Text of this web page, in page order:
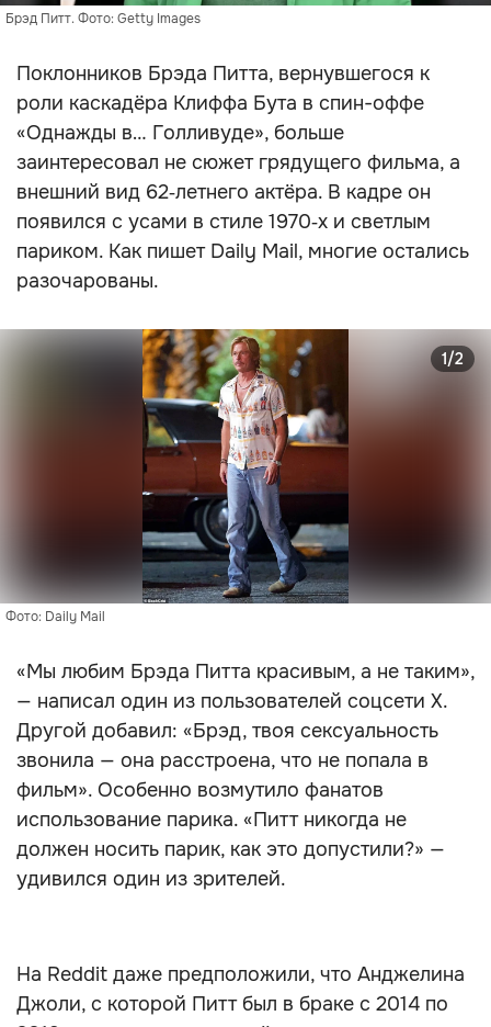
Брэд Питт. Фото: Getty Images
Поклонников Брэда Питта, вернувшегося к
роли каскадёра Клиффа Бута в спин-оффе
«Однажды в… Голливуде», больше
заинтересовал не сюжет грядущего фильма, а
внешний вид 62‑летнего актёра. В кадре он
появился с усами в стиле 1970‑х и светлым
париком. Как пишет Daily Mail, многие остались
разочарованы.
Фото: Daily Mail
1/2
«Мы любим Брэда Питта красивым, а не таким»,
— написал один из пользователей соцсети X.
Другой добавил: «Брэд, твоя сексуальность
звонила — она расстроена, что не попала в
фильм». Особенно возмутило фанатов
использование парика. «Питт никогда не
должен носить парик, как это допустили?» —
удивился один из зрителей.
На Reddit даже предположили, что Анджелина
Джоли, с которой Питт был в браке с 2014 по